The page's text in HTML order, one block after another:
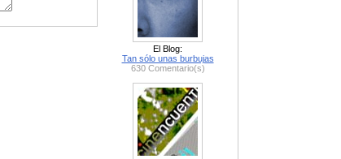
El Blog:
Tan sólo unas burbujas
630 Comentario(s)